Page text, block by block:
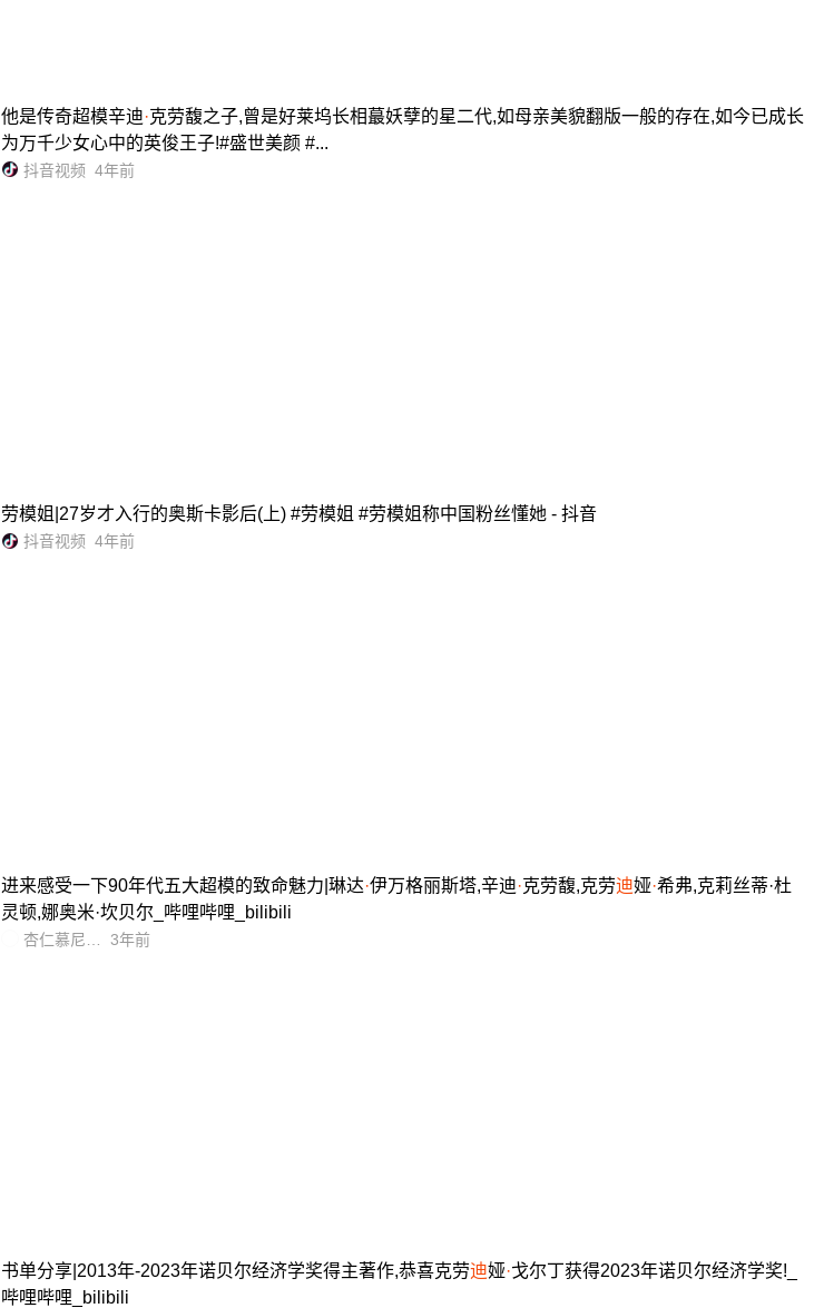
他是传奇超模辛迪·克劳馥之子,曾是好莱坞长相蕞妖孽的星二代,如母亲美貌翻版一般的存在,如今已成长
为万千少女心中的英俊王子!#盛世美颜 #...
抖音视频 4年前
劳模姐|27岁才入行的奥斯卡影后(上) #劳模姐 #劳模姐称中国粉丝懂她 - 抖音
抖音视频 4年前
进来感受一下90年代五大超模的致命魅力|琳达·伊万格丽斯塔,辛迪·克劳馥,克劳迪娅·希弗,克莉丝蒂·杜
灵顿,娜奥米·坎贝尔_哔哩哔哩_bilibili
3年前
书单分享|2013年-2023年诺贝尔经济学奖得主著作,恭喜克劳迪娅·戈尔丁获得2023年诺贝尔经济学奖!_
哔哩哔哩_bilibili